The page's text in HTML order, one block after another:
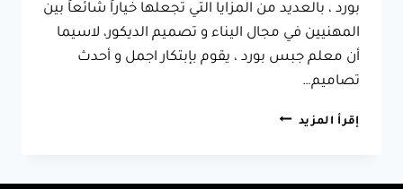
بورد ، بالعديد من المزايا التي تجعلها خياراً شائعاً بين
المهنيين في مجال اليناء و تصميم الديكور، لاسيما
أن معلم جبس بورد ، يقوم بإبتكار اجمل و أحدث
تصاميم…
إقرأ المزيد ديكورات